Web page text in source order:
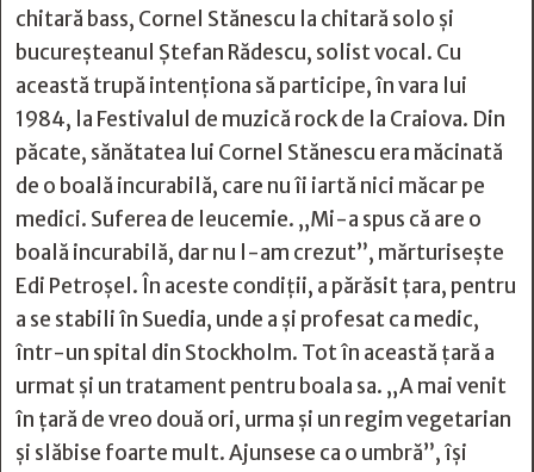
chitară bass, Cornel Stănescu la chitară solo şi
bucureşteanul Ştefan Rădescu, solist vocal. Cu
această trupă intenţiona să participe, în vara lui
1984, la Festivalul de muzică rock de la Craiova. Din
păcate, sănătatea lui Cornel Stănescu era măcinată
de o boală incurabilă, care nu îi iartă nici măcar pe
medici. Suferea de leucemie. „Mi-a spus că are o
boală incurabilă, dar nu l-am crezut”, mărturiseşte
Edi Petroşel. În aceste condiţii, a părăsit ţara, pentru
a se stabili în Suedia, unde a şi profesat ca medic,
într-un spital din Stockholm. Tot în această ţară a
urmat şi un tratament pentru boala sa. „A mai venit
în ţară de vreo două ori, urma şi un regim vegetarian
şi slăbise foarte mult. Ajunsese ca o umbră”, îşi